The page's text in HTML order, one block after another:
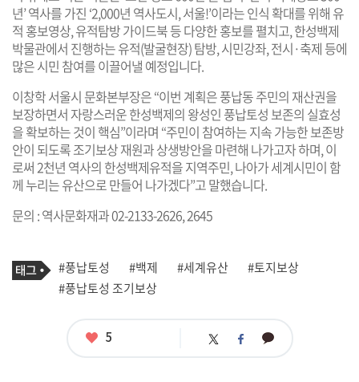
년’ 역사를 가진 ‘2,000년 역사도시, 서울!’이라는 인식 확대를 위해 유
적 홍보영상, 유적탐방 가이드북 등 다양한 홍보를 펼치고, 한성백제
박물관에서 진행하는 유적(발굴현장) 탐방, 시민강좌, 전시·축제 등에
많은 시민 참여를 이끌어낼 예정입니다.
이창학 서울시 문화본부장은 “이번 계획은 풍납동 주민의 재산권을
보장하면서 자랑스러운 한성백제의 왕성인 풍납토성 보존의 실효성
을 확보하는 것이 핵심”이라며 “주민이 참여하는 지속 가능한 보존방
안이 되도록 조기보상 재원과 상생방안을 마련해 나가고자 하며, 이
로써 2천년 역사의 한성백제유적을 지역주민, 나아가 세계시민이 함
께 누리는 유산으로 만들어 나가겠다”고 말했습니다.
문의 : 역사문화재과 02-2133-2626, 2645
기
사
관
련
태
그
#풍납토성 #백제 #세계유산
#토지보상
#풍납토성 조기보상
좋
5 트 페 카